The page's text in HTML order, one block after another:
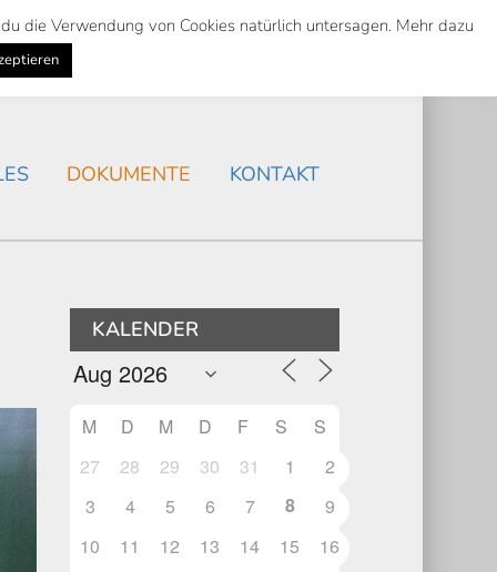
Suche
Search
AKTUELLES
DOKUMENTE KONTAKT
KALENDER
M D M D F S
S
27
28 29 30 31 1
2
3
4 5 6 7 8
9
10
11 12 13 14 15
16
die Verwendung von Cookies natürlich untersagen. Mehr dazu